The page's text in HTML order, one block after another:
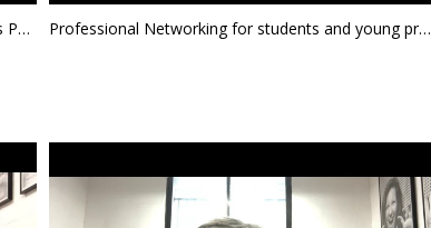
Networking for young professionals and students Part 2 Professional Networking for students and young professionals part 1